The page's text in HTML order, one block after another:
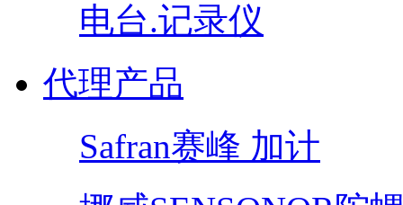
电台.记录仪
代理产品
Safran赛峰 加计